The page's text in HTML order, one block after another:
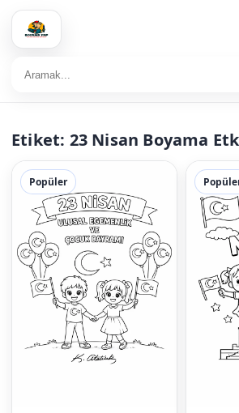
Etiket: 23 Nisan Boyama
Popüler